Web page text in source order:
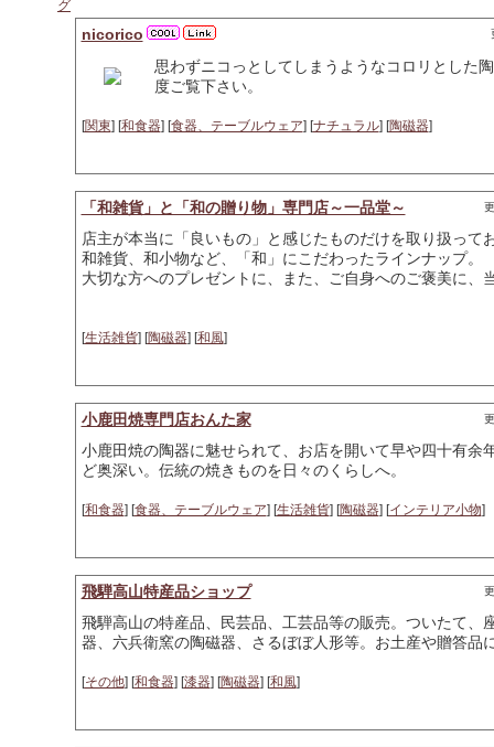
グ
nicorico
思わずニコっとしてしまうようなコロリとした
度ご覧下さい。
[関東] [和食器] [食器、テーブルウェア] [ナチュラル] [陶磁器]
「和雑貨」と「和の贈り物」専門店～一品堂～
店主が本当に「良いもの」と感じたものだけを取り扱って
和雑貨、和小物など、「和」にこだわったラインナップ。
大切な方へのプレゼントに、また、ご自身へのご褒美に、
[生活雑貨] [陶磁器] [和風]
小鹿田焼専門店おんた家
小鹿田焼の陶器に魅せられて、お店を開いて早や四十有余
ど奥深い。伝統の焼きものを日々のくらしへ。
[和食器] [食器、テーブルウェア] [生活雑貨] [陶磁器] [インテリア小物]
飛騨高山特産品ショップ
飛騨高山の特産品、民芸品、工芸品等の販売。ついたて、
器、六兵衛窯の陶磁器、さるぼぼ人形等。お土産や贈答品
[その他] [和食器] [漆器] [陶磁器] [和風]